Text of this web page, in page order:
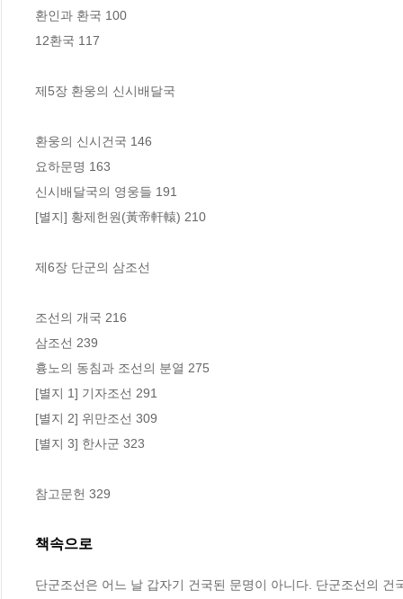
환인과 환국 100
12환국 117
제5장 환웅의 신시배달국
환웅의 신시건국 146
요하문명 163
신시배달국의 영웅들 191
[별지] 황제헌원(黃帝軒轅) 210
제6장 단군의 삼조선
조선의 개국 216
삼조선 239
흉노의 동침과 조선의 분열 275
[별지 1] 기자조선 291
[별지 2] 위만조선 309
[별지 3] 한사군 323
참고문헌 329
책속으로
단군조선은 어느 날 갑자기 건국된 문명이 아니다. 단군조선의